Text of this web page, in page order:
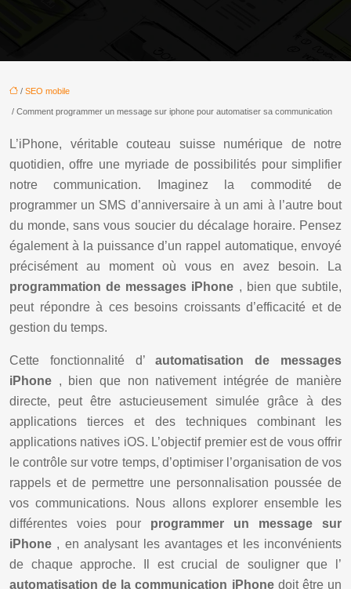
/ SEO mobile
/ Comment programmer un message sur iphone pour automatiser sa communication
L’iPhone, véritable couteau suisse numérique de notre
quotidien, offre une myriade de possibilités pour simplifier
notre communication. Imaginez la commodité de
programmer un SMS d’anniversaire à un ami à l’autre bout
du monde, sans vous soucier du décalage horaire. Pensez
également à la puissance d’un rappel automatique, envoyé
précisément au moment où vous en avez besoin. La
programmation de messages iPhone , bien que subtile,
peut répondre à ces besoins croissants d’efficacité et de
gestion du temps.
Cette fonctionnalité d’automatisation de messages
iPhone , bien que non nativement intégrée de manière
directe, peut être astucieusement simulée grâce à des
applications tierces et des techniques combinant les
applications natives iOS. L’objectif premier est de vous offrir
le contrôle sur votre temps, d’optimiser l’organisation de vos
rappels et de permettre une personnalisation poussée de
vos communications. Nous allons explorer ensemble les
différentes voies pour programmer un message sur
iPhone , en analysant les avantages et les inconvénients
de chaque approche. Il est crucial de souligner que l’
automatisation de la communication iPhone doit être un